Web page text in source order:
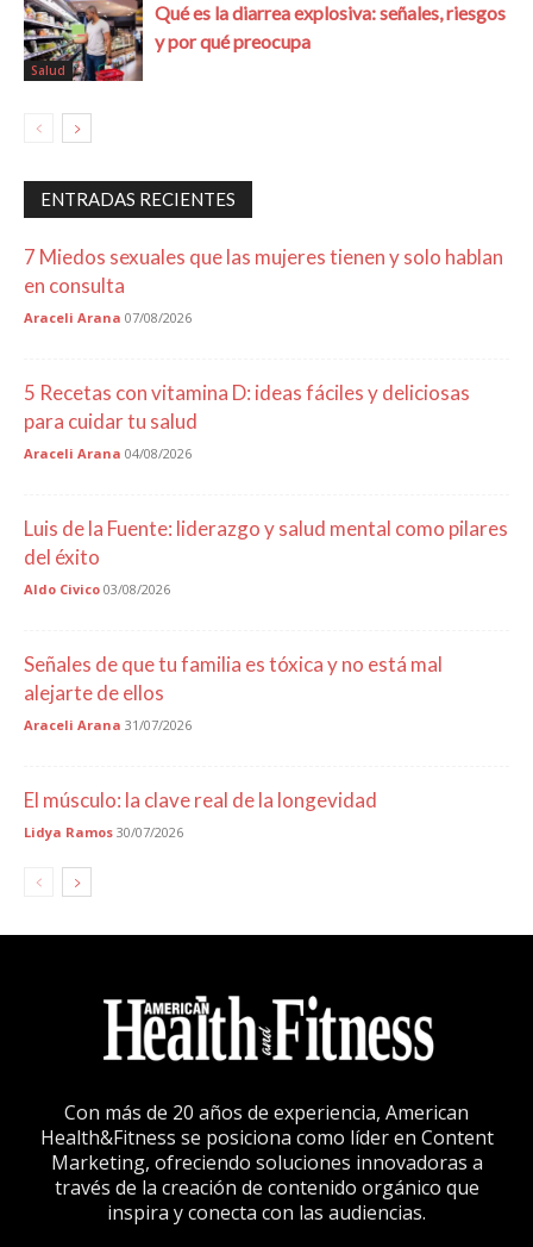
Salud
Qué es la diarrea explosiva: señales, riesgos
y por qué preocupa
ENTRADAS RECIENTES
7 Miedos sexuales que las mujeres tienen y solo hablan
en consulta
Araceli Arana 07/08/2026
5 Recetas con vitamina D: ideas fáciles y deliciosas
para cuidar tu salud
Araceli Arana 04/08/2026
Luis de la Fuente: liderazgo y salud mental como pilares
del éxito
Aldo Civico 03/08/2026
Señales de que tu familia es tóxica y no está mal
alejarte de ellos
Araceli Arana 31/07/2026
El músculo: la clave real de la longevidad
Lidya Ramos 30/07/2026
Con más de 20 años de experiencia, American
Health&Fitness se posiciona como líder en Content
Marketing, ofreciendo soluciones innovadoras a
través de la creación de contenido orgánico que
inspira y conecta con las audiencias.